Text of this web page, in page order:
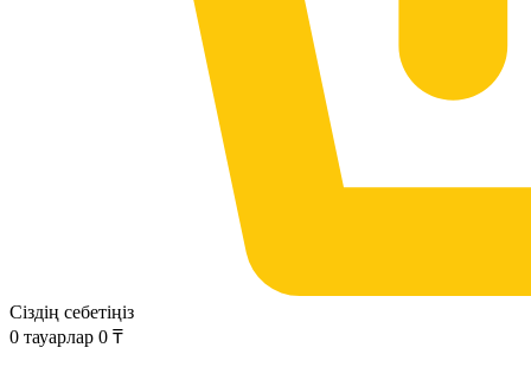
Сіздің себетіңіз
0 тауарлар 0 ₸